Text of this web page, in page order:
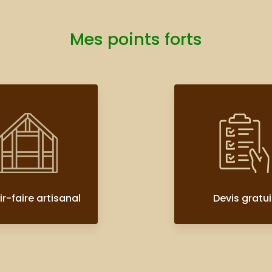
Mes points forts
faire artisanal Devis